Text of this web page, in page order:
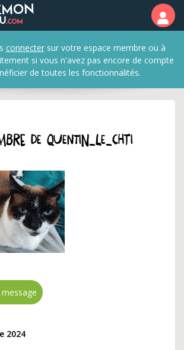
fiche membre
connectersur votre espace membre ou à
si vous n'avez pas encore de compte
de toutes les fonctionnalités.
de quentin_le_chti
2024